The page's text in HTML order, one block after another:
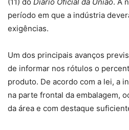
período em que a indústria
exigências.
Um dos principais avanços
de informar nos rótulos o
produto. De acordo com a lei, a
na parte frontal da embalagem,
da área e com destaque